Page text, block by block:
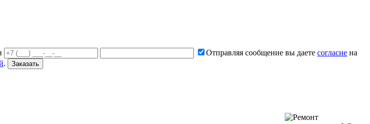
Отправляя сообщение вы даете согласие на
. Заказать